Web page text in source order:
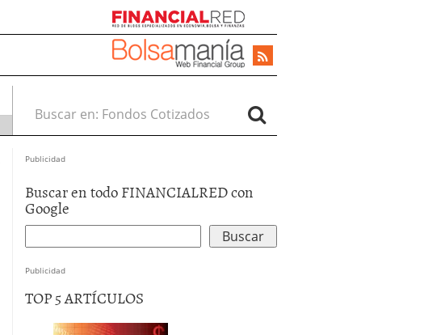
Buscar en:
Publicidad
Buscar en todo FINANCIALRED con
Google
Publicidad
TOP 5 ARTÍCULOS